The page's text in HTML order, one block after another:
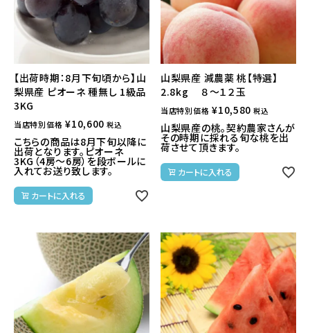
【出荷時期：8月下旬頃から】山
梨県産 ピオーネ 種無し 1級品
3KG
当店特別価格 ¥10,600 税込
こちらの商品は8月下旬以降に
出荷となります。ピオーネ
3KG（4房～6房）を段ボールに
入れてお送り致します。
カートに入れる
山梨県産 減農薬 桃【特選】
2.8kg ８～１２玉
当店特別価格 ¥10,580 税込
山梨県産の桃。契約農家さんが
その時期に採れる旬な桃を出
荷させて頂きます。
カートに入れる